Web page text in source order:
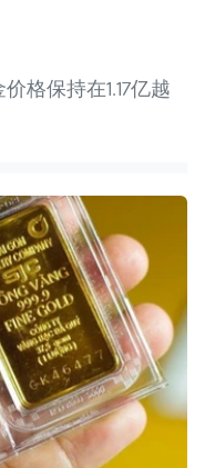
格保持在1.17亿越